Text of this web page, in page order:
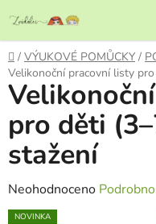
obsah
Domů
/ VÝUKOVÉ POMŮCKY /
Velikonoční pracovní listy
pro děti
stažení
Průměrné
hodnocení
Neohodnoceno
NOVINKA